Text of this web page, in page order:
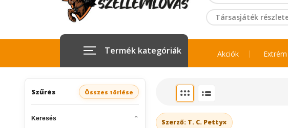
Társasjáték
Termék kategóriák Akciók
Szűrés Összes törlése
Keresés Szerző: T. C. Petty×